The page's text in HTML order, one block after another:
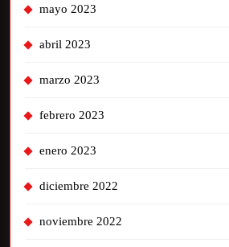
mayo 2023
abril 2023
marzo 2023
febrero 2023
enero 2023
diciembre 2022
noviembre 2022